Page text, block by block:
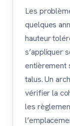
Les
quelques
hauteur
s’appliquer
entièrement
talus. Un
vérifier la
les